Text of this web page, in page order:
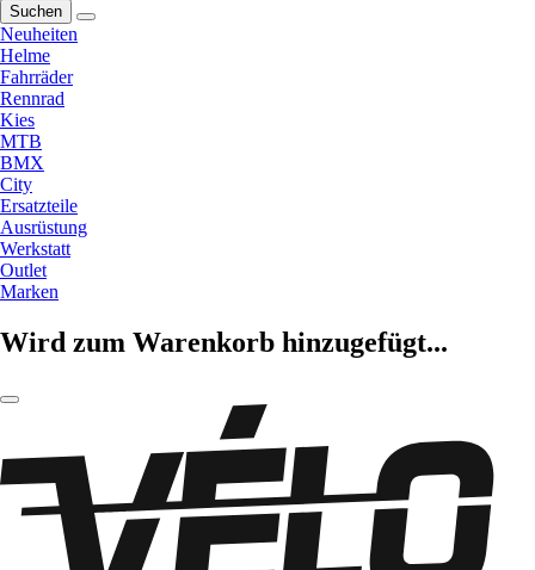
Suchen
Neuheiten
Helme
Fahrräder
Rennrad
Kies
MTB
BMX
City
Ersatzteile
Ausrüstung
Werkstatt
Outlet
Marken
Wird zum Warenkorb hinzugefügt...